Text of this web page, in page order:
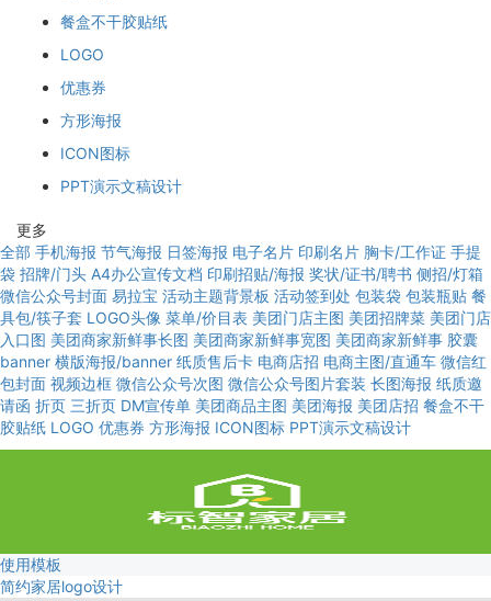
餐盒不干胶贴纸
LOGO
优惠券
方形海报
ICON图标
PPT演示文稿设计
更多
全部 手机海报 节气海报 日签海报 电子名片 印刷名片 胸卡/工作证 手提
袋 招牌/门头 A4办公宣传文档 印刷招贴/海报 奖状/证书/聘书 侧招/灯箱
微信公众号封面 易拉宝 活动主题背景板 活动签到处 包装袋 包装瓶贴 餐
具包/筷子套 LOGO头像 菜单/价目表 美团门店主图 美团招牌菜 美团门店
入口图 美团商家新鲜事长图 美团商家新鲜事宽图 美团商家新鲜事 胶囊
banner 横版海报/banner 纸质售后卡 电商店招 电商主图/直通车 微信红
包封面 视频边框 微信公众号次图 微信公众号图片套装 长图海报 纸质邀
请函 折页 三折页 DM宣传单 美团商品主图 美团海报 美团店招 餐盒不干
胶贴纸 LOGO 优惠券 方形海报 ICON图标 PPT演示文稿设计
使用模板
简约家居logo设计